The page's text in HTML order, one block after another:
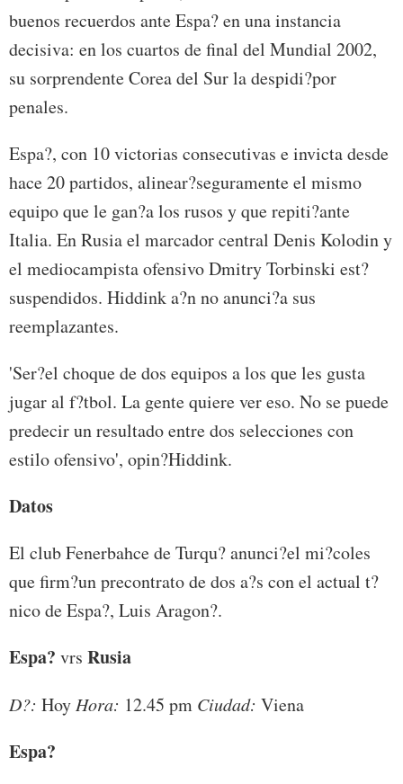
buenos recuerdos ante Espa? en una instancia
decisiva: en los cuartos de final del Mundial 2002,
su sorprendente Corea del Sur la despidi?por
penales.
Espa?, con 10 victorias consecutivas e invicta desde
hace 20 partidos, alinear?seguramente el mismo
equipo que le gan?a los rusos y que repiti?ante
Italia. En Rusia el marcador central Denis Kolodin y
el mediocampista ofensivo Dmitry Torbinski est?
suspendidos. Hiddink a?n no anunci?a sus
reemplazantes.
'Ser?el choque de dos equipos a los que les gusta
jugar al f?tbol. La gente quiere ver eso. No se puede
predecir un resultado entre dos selecciones con
estilo ofensivo', opin?Hiddink.
Datos
El club Fenerbahce de Turqu? anunci?el mi?coles
que firm?un precontrato de dos a?s con el actual t?
nico de Espa?, Luis Aragon?.
Espa? vrs Rusia
D?: HoyHora: 12.45 pm Ciudad: Viena
Espa?